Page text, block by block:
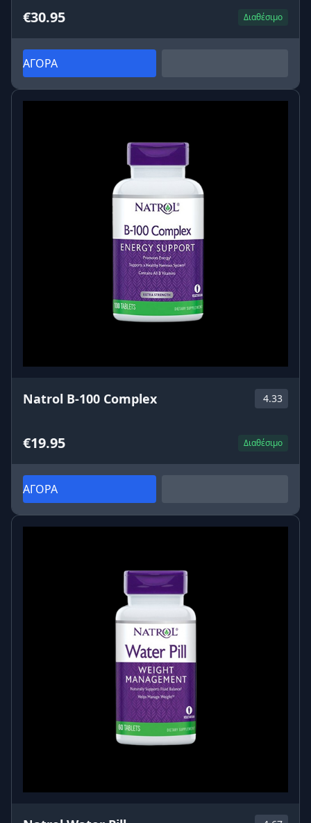
€30.95 Διαθέσιμο
ΑΓΟΡΑ
Natrol B-100 Complex 4.33
€19.95 Διαθέσιμο
ΑΓΟΡΑ